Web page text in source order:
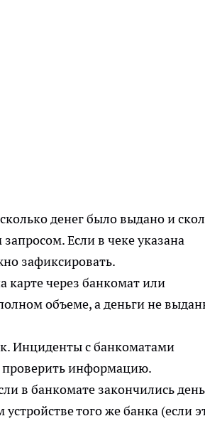
денег было выдано и
Если в чеке указана
зафиксировать.
карте через банкомат или
объеме, а деньги не
Инциденты с банкоматами
информацию.
в банкомате закончились
того же банка (если